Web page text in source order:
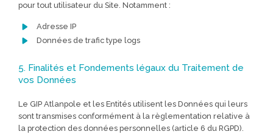
pour tout utilisateur du Site. Notamment :
Adresse IP
Données de trafic type logs
5. Finalités et Fondements légaux du Traitement de
vos Données
Le GIP Atlanpole et les Entités utilisent les Données qui leurs
sont transmises conformément à la règlementation relative à
la protection des données personnelles (article 6 du RGPD).